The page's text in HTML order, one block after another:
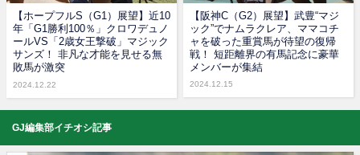
【ホープフルS（G1）展望】近10
年「G1勝利100％」クロワデュノ
ールVS「2歳女王撃破」マジック
サンズ！ 非凡な才能を見せる無
敗馬が激突
2024.12.22
【阪神C（G2）展望】武豊“マジ
ック”でナムラクレア、ママコチ
ャを破った重賞馬が待望の復帰
戦！ 短距離界の有馬記念に豪華
メンバーが集結
2024.12.15
GJ編集部イチオシ記事